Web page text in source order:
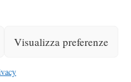
Visualizza preferenze
(UE)